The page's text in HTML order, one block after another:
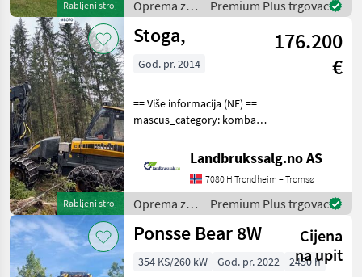
Rabljeni stroj
Oprema za
šumu i
obradu
Hypro
Premium Plus trgovac
Rabljeni stroj
Stoga,
176.200
€
God. pr. 2014
== Više informacija (NE) ==
mascus_category: kombajni
broj na zahtjev: 8070 Za više
slika pogledajte
en.landbrukssalg.no/8070
Specifikac
Landbrukssalg.no AS
7080 H Trondheim – Tromsø
Oprema za
šumu i
obradu
Ponsse
Premium Plus trgovac
Ponsse Bear 8W
Cijena
na upit
354 KS/260 kW God. pr. 2022 2450 h